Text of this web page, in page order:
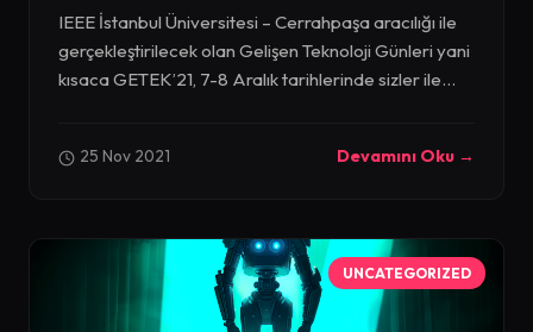
IEEE İstanbul Üniversitesi – Cerrahpaşa aracılığı ile
gerçekleştirilecek olan Gelişen Teknoloji Günleri yani
kısaca GETEK’21, 7-8 Aralık tarihlerinde sizler ile...
25 Nov 2021 Devamını Oku →
UNCATEGORIZED